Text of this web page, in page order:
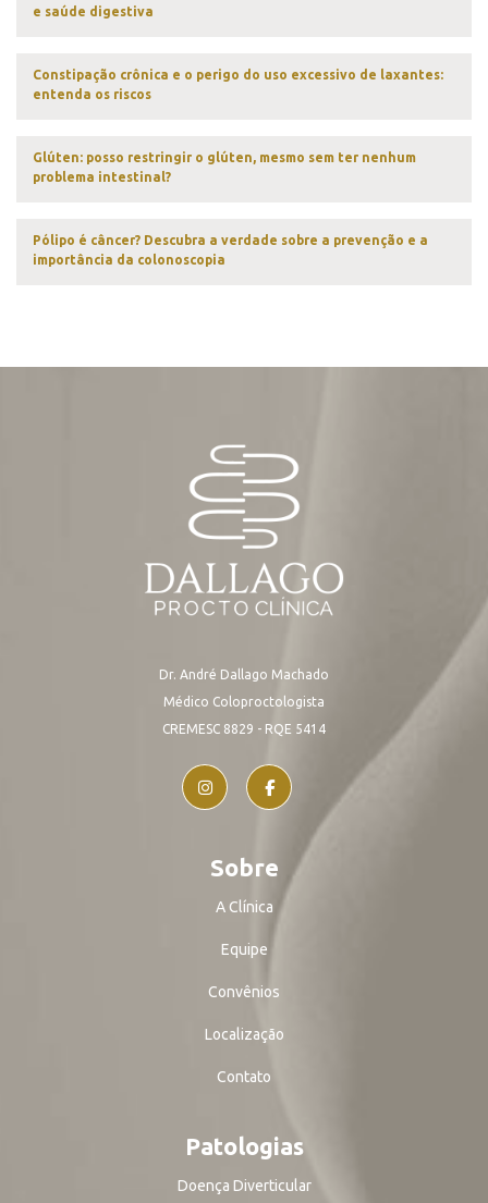
e saúde digestiva
Constipação crônica e o perigo do uso excessivo de laxantes:
entenda os riscos
Glúten: posso restringir o glúten, mesmo sem ter nenhum
problema intestinal?
Pólipo é câncer? Descubra a verdade sobre a prevenção e a
importância da colonoscopia
Dr. André Dallago Machado
Médico Coloproctologista
CREMESC 8829 - RQE 5414
Sobre
A Clínica
Equipe
Convênios
Localização
Contato
Patologias
Doença Diverticular